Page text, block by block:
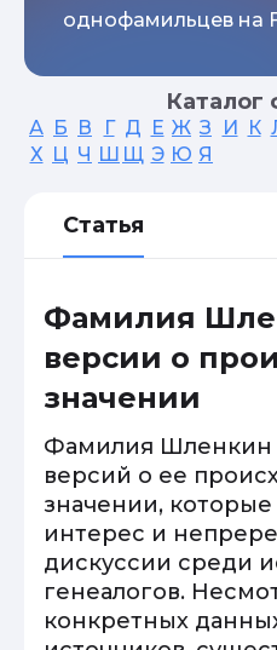
однофамильцев на
Каталог
А Б В Г Д Е Ж З И К
Х Ц Ч Ш Щ Э Ю Я
Статья
Фамилия
версии о
значении
Фамилия Шленкин
версий о ее
значении,
интерес и
дискуссии среди
генеалогов.
конкретных